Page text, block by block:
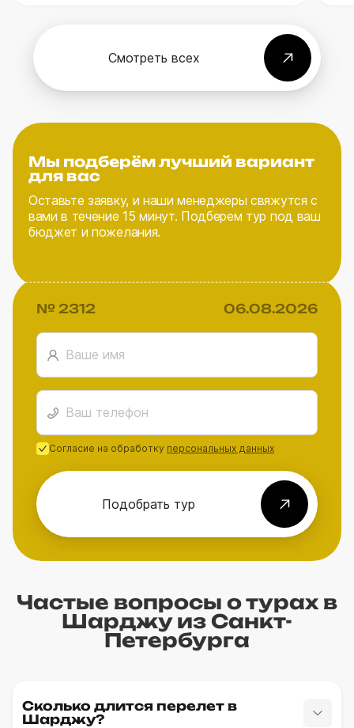
туристы, которые планируют большую
часть времени проводить в помещениях.
Смотреть всех
Мы подберём лучший вариант
для вас
Оставьте заявку, и наши менеджеры свяжутся с
вами в течение 15 минут. Подберем тур под ваш
бюджет и пожелания.
№ 2312 06.08.2026
Согласие на обработку персональных данных
Подобрать тур
Частые вопросы о турах в
Шарджу из Санкт-
Петербурга
Сколько длится перелет в
Шарджу?